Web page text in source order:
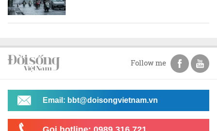
Follow me
Email: bbt@doisongvietnam.vn